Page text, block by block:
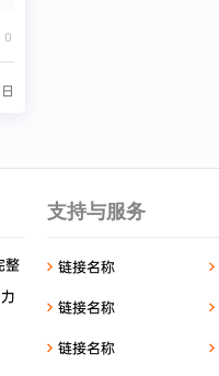
0
整
支持与服务
链接名称
链接名称
链接名称